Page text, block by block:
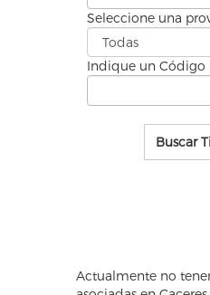
Seleccione una
Indique un Código
Buscar
Actualmente no